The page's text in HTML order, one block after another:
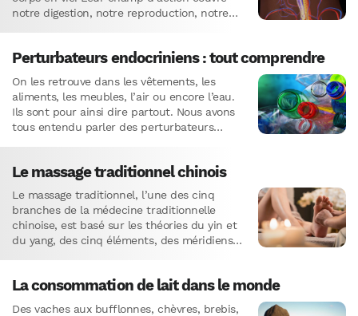
notre digestion, notre reproduction, notre
Perturbateurs endocriniens : tout comprendre
On les retrouve dans les vêtements, les
aliments, les meubles, l’air ou encore l’eau.
Ils sont pour ainsi dire partout. Nous avons
tous entendu parler des perturbateurs
Le massage traditionnel chinois
Le massage traditionnel, l’une des cinq
branches de la médecine traditionnelle
chinoise, est basé sur les théories du yin et
du yang, des cinq éléments, des méridiens
La consommation de lait dans le monde
Des vaches aux bufflonnes, chèvres, brebis,